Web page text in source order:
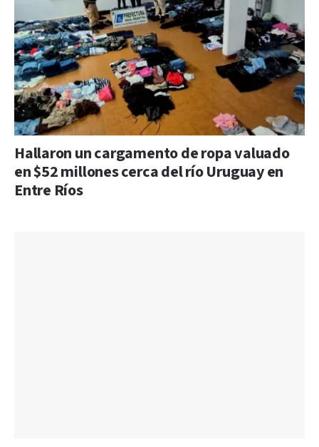
Hallaron un cargamento de ropa valuado
en $52 millones cerca del río Uruguay en
Entre Ríos